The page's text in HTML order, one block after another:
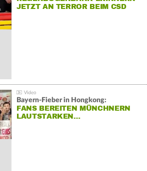
JETZT AN TERROR BEIM CSD
Bayern-Fieber in Hongkong:
FANS BEREITEN MÜNCHNERN
LAUTSTARKEN…